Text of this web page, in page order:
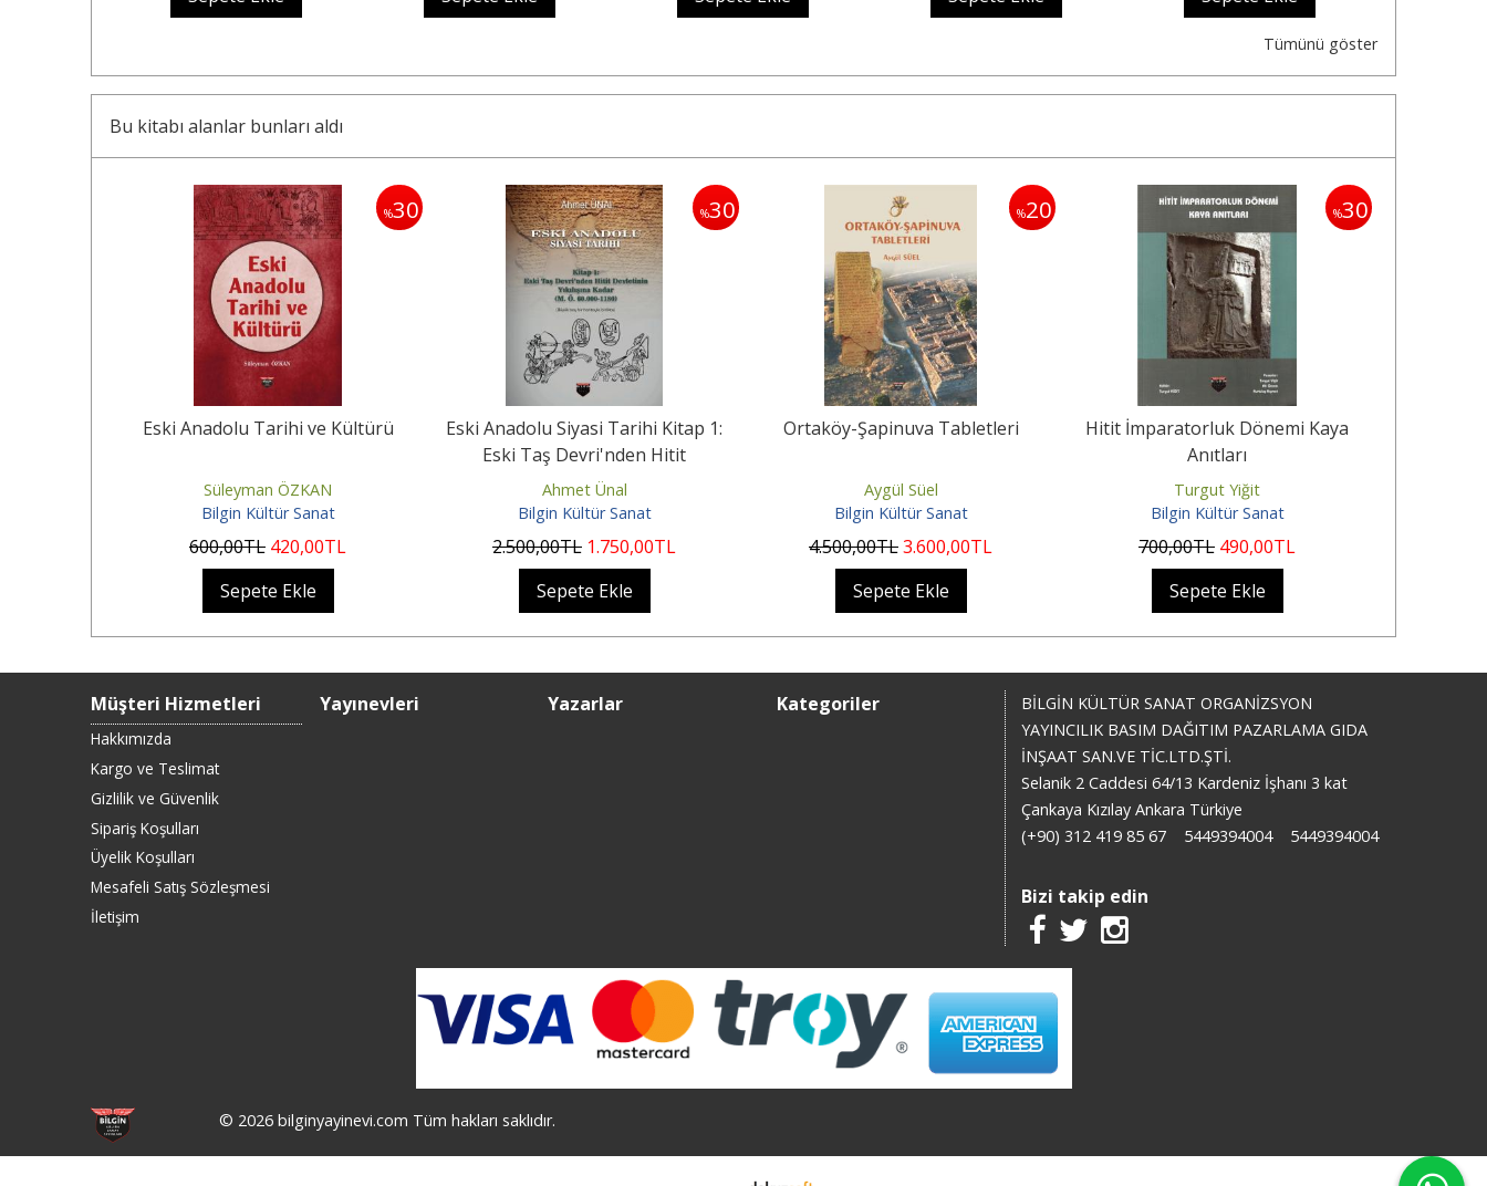
Tümünü göster
Bu kitabı alanlar bunları aldı
%30
Eski Anadolu Tarihi ve Kültürü
Süleyman ÖZKAN
Bilgin Kültür Sanat
600,00TL 420,00TL
Sepete Ekle
%30
Eski Anadolu Siyasi Tarihi Kitap 1:
Eski Taş Devri'nden Hitit
Devletinin...
Ahmet Ünal
Bilgin Kültür Sanat
2.500,00TL 1.750,00TL
Sepete Ekle
%20
Ortaköy-Şapinuva Tabletleri
Aygül Süel
Bilgin Kültür Sanat
4.500,00TL3.600,00TL
Sepete Ekle
%30
Hitit İmparatorluk Dönemi Kaya
Anıtları
Turgut Yiğit
Bilgin Kültür Sanat
700,00TL 490,00TL
Sepete Ekle
Müşteri Hizmetleri
Hakkımızda
Kargo ve Teslimat
Gizlilik ve Güvenlik
Sipariş Koşulları
Üyelik Koşulları
Mesafeli Satış Sözleşmesi
İletişim
Yayınevleri Yazarlar Kategoriler
BİLGİN KÜLTÜR SANAT ORGANİZSYON
YAYINCILIK BASIM DAĞITIM PAZARLAMA GIDA
İNŞAAT SAN.VE TİC.LTD.ŞTİ.
Selanik 2 Caddesi 64/13 Kardeniz İşhanı 3 kat
Çankaya Kızılay Ankara Türkiye
(+90) 312 419 85 67
5449394004 5449394004
Bizi takip edin
© 2026 bilginyayinevi.com Tüm hakları saklıdır.